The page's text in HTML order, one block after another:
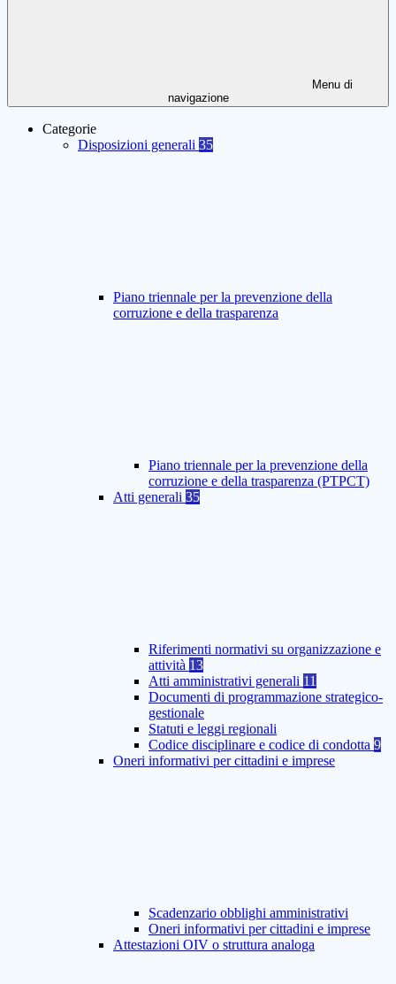
Menu di
navigazione
Categorie
Disposizioni generali 35
Piano triennale per la prevenzione della
corruzione e della trasparenza
Piano triennale per la prevenzione della
corruzione e della trasparenza (PTPCT)
Atti generali 35
Riferimenti normativi su organizzazione e
attività 13
Atti amministrativi generali 11
Documenti di programmazione strategico-
gestionale
Statuti e leggi regionali
Codice disciplinare e codice di condotta 9
Oneri informativi per cittadini e imprese
Scadenzario obblighi amministrativi
Oneri informativi per cittadini e imprese
Attestazioni OIV o struttura analoga